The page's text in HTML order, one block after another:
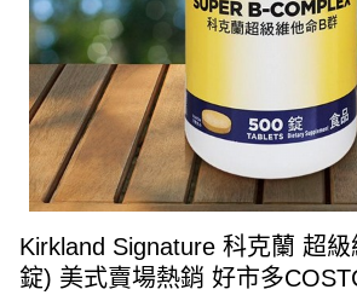
Kirkland Signature 科克蘭 超
錠) 美式賣場熱銷 好市多